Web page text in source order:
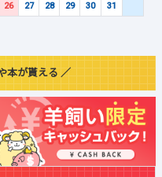
26
27 28 29 30 31
本が貰える ／